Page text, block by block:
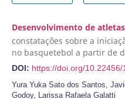
Desenvolvimento de
constatações sobre a
no basquetebol a partir de
DOI: https://doi.org/
Yura Yuka Sato dos Santos,
Godoy, Larissa Rafaela Galatti